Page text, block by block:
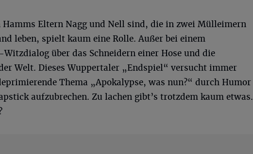
Hamms Eltern Nagg und Nell sind, die in zwei Mülleimern
leben, spielt kaum eine Rolle. Außer bei einem
über das Schneidern einer Hose und die
Welt. Dieses Wuppertaler „Endspiel“ versucht immer
Thema „Apokalypse, was nun?“ durch Humor
aufzubrechen. Zu lachen gibt’s trotzdem kaum etwas.